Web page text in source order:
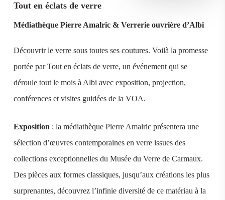
Tout en éclats de verre
Médiathèque Pierre Amalric & Verrerie ouvrière d’Albi
Découvrir le verre sous toutes ses coutures. Voilà la promesse
portée par Tout en éclats de verre, un événement qui se
déroule tout le mois à Albi avec exposition, projection,
conférences et visites guidées de la VOA.
Exposition : la médiathèque Pierre Amalric présentera une
sélection d’œuvres contemporaines en verre issues des
collections exceptionnelles du Musée du Verre de Carmaux.
Des pièces aux formes classiques, jusqu’aux créations les plus
surprenantes, découvrez l’infinie diversité de ce matériau à la